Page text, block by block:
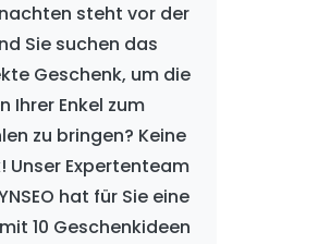
steht vor der
Sie suchen das
Geschenk, um die
Ihrer Enkel zum
zu bringen? Keine
Unser Expertenteam
hat für Sie eine
10 Geschenkideen